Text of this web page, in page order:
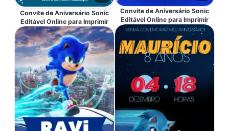
Convite de Aniversário Sonic
Editável Online para Imprimir
Convite de Aniversário Sonic
Editável Online para Imprimir